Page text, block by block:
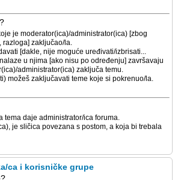
je moderator(ica)/administrator(ica) [zbog
razloga] zaključao/la.
[dakle, nije moguće uređivati/izbrisati...
u njima [ako nisu po određenju] završavaju
administrator(ica) zaključa temu.
možeš zaključavati teme koje si pokrenuo/la.
tema daje administrator/ica foruma.
je sličica povezana s postom, a koja bi trebala
ca i korisničke grupe